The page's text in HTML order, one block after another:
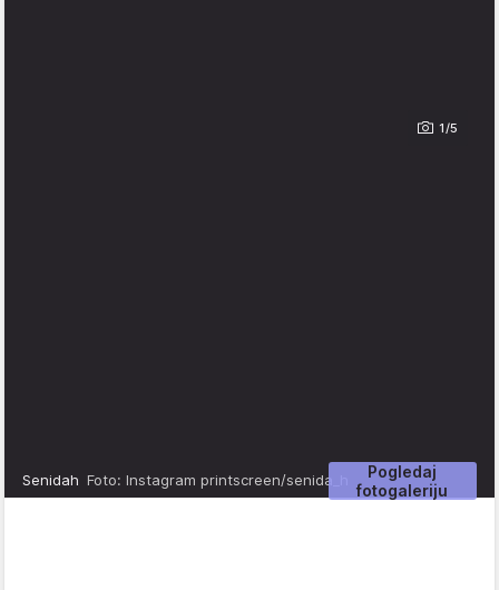
1/5
Pogledaj
fotogaleriju
Senidah Foto: Instagram printscreen/senida_h